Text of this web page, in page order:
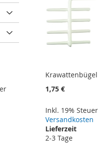
Krawattenbügel
1,75 €
Inkl. 19%
Versandkosten
Lieferzeit
2-3 Tage